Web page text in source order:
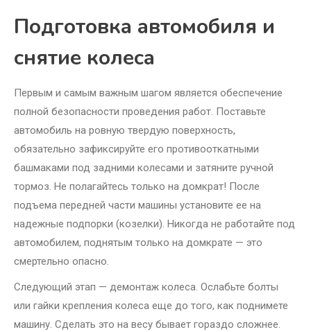
Подготовка автомобиля и
снятие колеса
Первым и самым важным шагом является обеспечение
полной безопасности проведения работ. Поставьте
автомобиль на ровную твердую поверхность,
обязательно зафиксируйте его противооткатными
башмаками под задними колесами и затяните ручной
тормоз. Не полагайтесь только на домкрат! После
подъема передней части машины установите ее на
надежные подпорки (козелки). Никогда не работайте под
автомобилем, поднятым только на домкрате — это
смертельно опасно.
Следующий этап — демонтаж колеса. Ослабьте болты
или гайки крепления колеса еще до того, как поднимете
машину. Сделать это на весу бывает гораздо сложнее.